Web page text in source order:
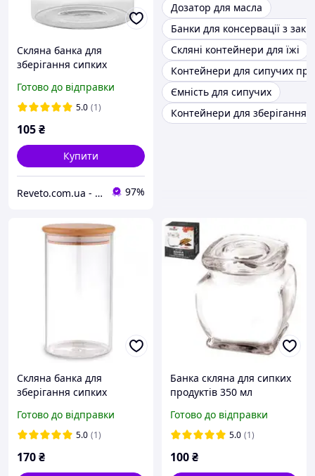
Скляна банка для
зберігання сипких
кришкою 400 мл
Готово до відправки
5.0 (1)
105₴
Купити
Reveto.com.ua - товары для кухни, термосы и термокружки, термосумки и многое другое 97%
Дозатор для масла
Банки для консервації з
Скляні контейнери для їжі
Контейнери для сипучих
Ємність для сипучих
Контейнери для зберігання
Скляна банка для
зберігання сипких
кришкою 1000 мл
Готово до відправки
5.0 (1)
170₴
Банка скляна для сипких
продуктів 350 мл
Готово до відправки
5.0 (1)
100₴